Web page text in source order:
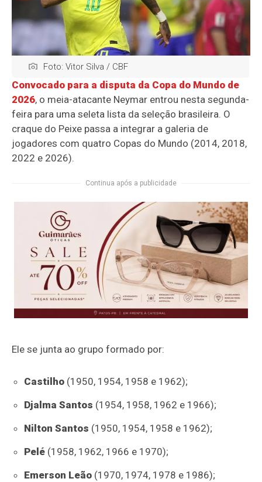
Foto: Vitor Silva / CBF
Convocado para a disputa da Copa do Mundo de
2026, o meia-atacante Neymar entrou nesta segunda-
feira para uma seleta lista da seleção brasileira. O
craque do Peixe passa a integrar a galeria de
jogadores com quatro Copas do Mundo (2014, 2018,
2022 e 2026).
Continua após a publicidade
Ele se junta ao grupo formado por:
Castilho (1950, 1954, 1958 e 1962);
Djalma Santos (1954, 1958, 1962 e 1966);
Nilton Santos (1950, 1954, 1958 e 1962);
Pelé (1958, 1962, 1966 e 1970);
Emerson Leão(1970, 1974, 1978 e 1986);